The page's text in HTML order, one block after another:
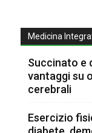
Medicina
Succinato e
vantaggi su
cerebrali
Esercizio